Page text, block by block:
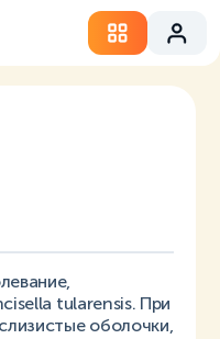
tularensis. При
оболочки,